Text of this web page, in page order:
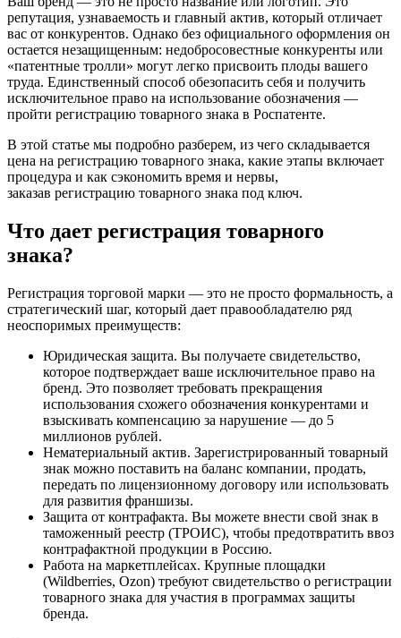
репутация, узнаваемость и главный актив, который отличает
вас от конкурентов. Однако без официального оформления он
остается незащищенным: недобросовестные конкуренты или
«патентные тролли» могут легко присвоить плоды вашего
труда. Единственный способ обезопасить себя и получить
исключительное право на использование обозначения —
пройти регистрацию товарного знака в Роспатенте.
В этой статье мы подробно разберем, из чего складывается
цена на регистрацию товарного знака, какие этапы включает
процедура и как сэкономить время и нервы,
заказав регистрацию товарного знака под ключ.
Что дает регистрация товарного
знака?
Регистрация торговой марки — это не просто формальность, а
стратегический шаг, который дает правообладателю ряд
неоспоримых преимуществ:
Юридическая защита. Вы получаете свидетельство,
которое подтверждает ваше исключительное право на
бренд. Это позволяет требовать прекращения
использования схожего обозначения конкурентами и
взыскивать компенсацию за нарушение — до 5
миллионов рублей.
Нематериальный актив. Зарегистрированный товарный
знак можно поставить на баланс компании, продать,
передать по лицензионному договору или использовать
для развития франшизы.
Защита от контрафакта. Вы можете внести свой знак в
таможенный реестр (ТРОИС), чтобы предотвратить ввоз
контрафактной продукции в Россию.
Работа на маркетплейсах. Крупные площадки
(Wildberries, Ozon) требуют свидетельство о регистрации
товарного знака для участия в программах защиты
бренда.